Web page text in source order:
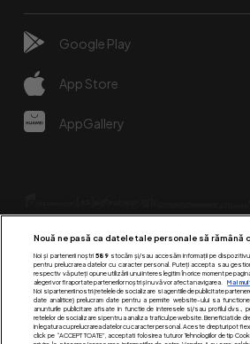
Google Play
App Store
AppGallery
Urmărește-ne
Nouă ne pasă ca datele tale personale să rămână
Noi și partenerii noștri 589stocăm și/sau accesăm informații pe
pentru prelucrarea datelor cu caracter personal. Puteți accepta sau
respectiv vă puteți opune utilizării unui interes legitim în orice moment pe
alegeri vor fi raportate partenerilor noștri și nu vă vor afecta navigarea.
Mai
Noi si partenerii nostri (retelele de socializare si agentiile de publicitate
date analitice) prelucram date pentru a permite website-ului sa
anunturile publicitare afisate in functie de interesele si/sau profilul dvs.,
retelelor de socializare si pentru a analiza traficul pe website. Beneficiati de
in legatura cu prelucrarea datelor cu caracter personal. Aceste drepturi pot fi
click pe “ACCEPT TOATE”, acceptati folosirea tuturor Tehnologiilor de tip